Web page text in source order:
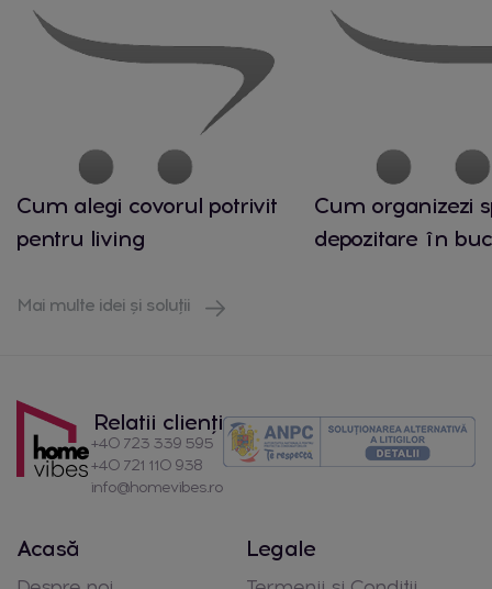
Cum alegi covorul potrivit
pentru living
Cum organizezi
depozitare în
Mai multe idei și soluții
Relatii clienți
+40 723 339 595
+40 721 110 938
info@homevibes.ro
Acasă Legale